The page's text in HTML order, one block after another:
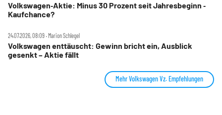
Volkswagen‑Aktie: Minus 30 Prozent seit Jahresbeginn ‑
Kaufchance?
24.07.2026, 08:09 ‧ Marion Schlegel
Volkswagen enttäuscht: Gewinn bricht ein, Ausblick
gesenkt – Aktie fällt
Mehr Volkswagen Vz. Empfehlungen